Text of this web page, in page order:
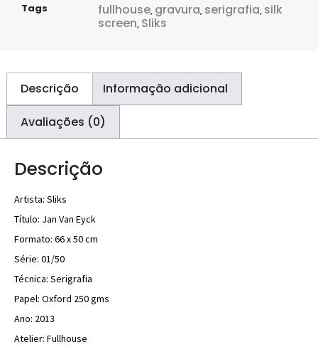
Tags fullhouse, gravura, serigrafia, silk
screen, Sliks
Descrição Informação adicional
Avaliações (0)
Descrição
Artista: Sliks
Título: Jan Van Eyck
Formato: 66 x 50 cm
Série: 01/50
Técnica: Serigrafia
Papel: Oxford 250 gms
Ano: 2013
Atelier: Fullhouse